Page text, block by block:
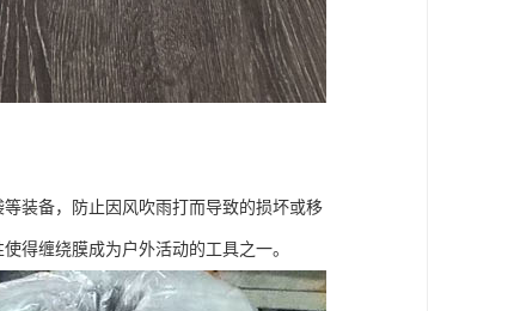
装备，防止因风吹雨打而导致的损坏或移
得缠绕膜成为户外活动的工具之一。